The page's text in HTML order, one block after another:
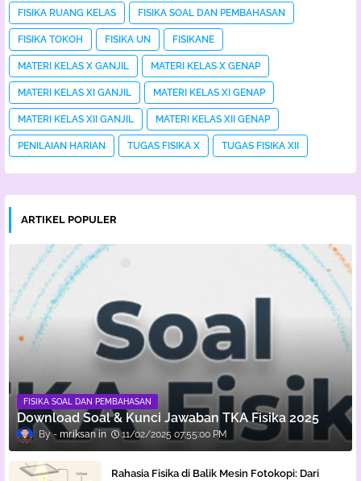
FISIKA RUANG KELAS FISIKA SOAL DAN PEMBAHASAN
FISIKA TOKOH FISIKA UN FISIKANE
MATERI KELAS X GANJIL MATERI KELAS X GENAP
MATERI KELAS XI GANJIL MATERI KELAS XI GENAP
MATERI KELAS XII GANJIL MATERI KELAS XII GENAP
PENILAIAN HARIAN TUGAS FISIKA X TUGAS FISIKA XII
ARTIKEL POPULER
FISIKA SOAL DAN PEMBAHASAN
Download Soal & Kunci Jawaban TKA Fisika 2025
mr.iksan 11/02/2025 07:55:00 PM
Rahasia Fisika di Balik Mesin Fotokopi: Dari